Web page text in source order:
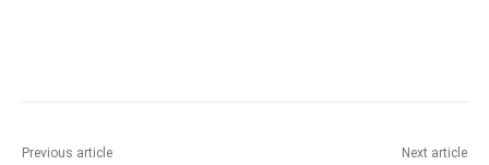
Previous article Next article